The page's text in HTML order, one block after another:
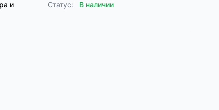
и
Статус: В наличии